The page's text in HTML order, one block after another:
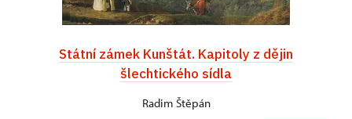
Státní zámek Kunštát. Kapitoly z dějin
šlechtického sídla
Radim Štěpán